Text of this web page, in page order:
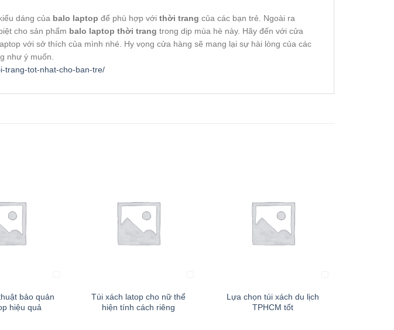
dáng của balo laptop để phù hợp với thời trang của các bạn trẻ. Ngoài ra
cho sản phẩm balo laptop thời trang trong dịp mùa hè này. Hãy đến với cửa
với sở thích của mình nhé. Hy vọng cửa hàng sẽ mang lại sự hài lòng của các
như ý muốn.
trang-tot-nhat-cho-ban-tre/
bảo quản
hiệu quả
Túi xách latop cho nữ thể
hiện tính cách riêng
Lựa chọn túi xách du lịch
TPHCM tốt